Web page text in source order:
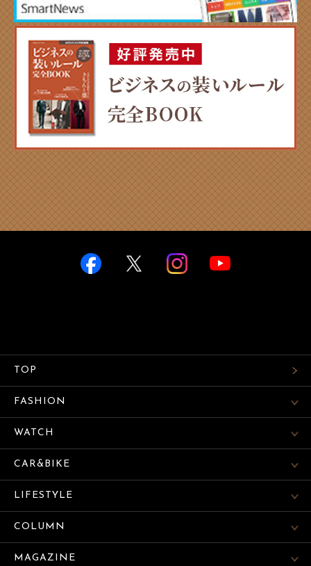
TOP
FASHION
WATCH
CAR&BIKE
LIFESTYLE
COLUMN
MAGAZINE